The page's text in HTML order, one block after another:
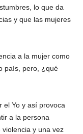
lo que da
y que las mujeres
a la mujer como
país, pero, ¿qué
el Yo y así provoca
a la persona
y una vez